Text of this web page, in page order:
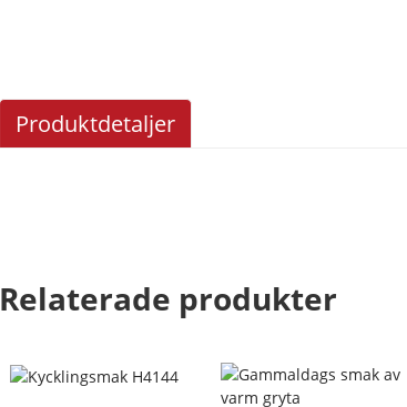
Produktdetaljer
Relaterade produkter